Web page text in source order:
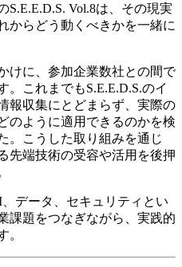
Vol.8は、その現実
からどう動くべきかを一緒に
けに、参加企業数社との間で
これまでもS.E.E.D.S.のイ
報収集にとどまらず、実際の
のように適用できるのかを検
。こうした取り組みを通じ
先端技術の受容や活用を後押
データ、セキュリティとい
課題をつなぎながら、実践的
。